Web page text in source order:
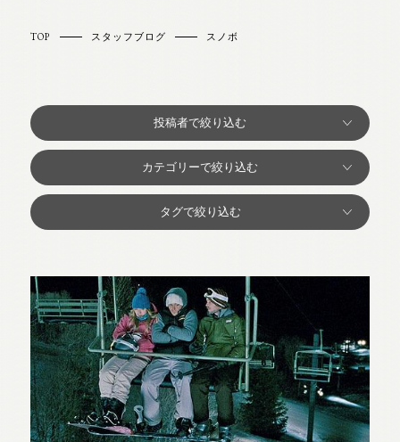
TOP スタッフブログ スノボ